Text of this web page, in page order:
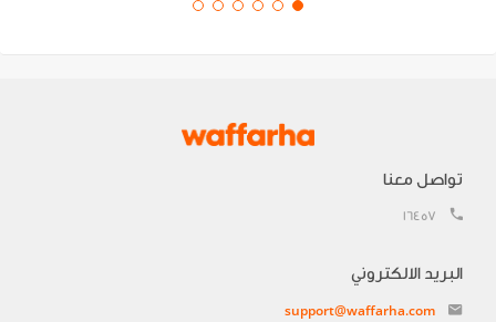
تواصل معنا
16457
البريد الالكتروني
support@waffarha.com